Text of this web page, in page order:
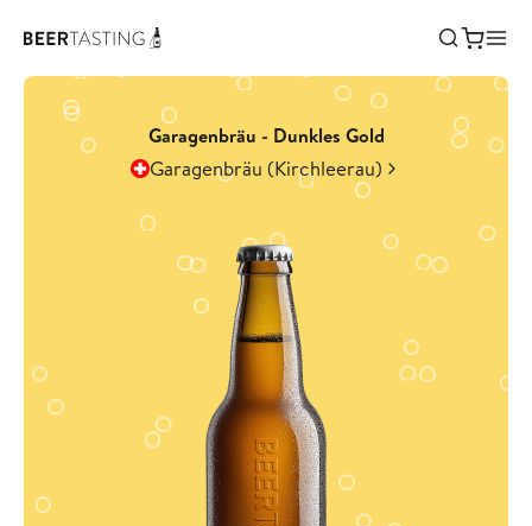
Garagenbräu - Dunkles Gold
Garagenbräu (Kirchleerau)